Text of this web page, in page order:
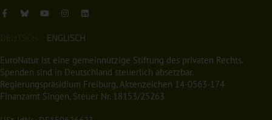
DEUTSCH ENGLISCH
EuroNatur ist eine gemeinnützige Stiftung des privaten Rechts.
Spenden sind in Deutschland steuerlich absetzbar.
Regierungspräsidium Freiburg, Aktenzeichen 14-0563-174
Finanzamt Singen, Steuer Nr. 18153/25263